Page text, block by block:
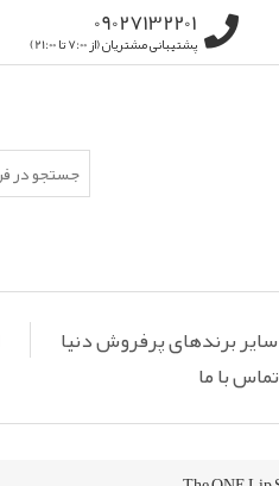
09027132201
پشتیبانی مشتریان (از 7:00 تا 21:00)
سایر برندهای پرفروش دنیا
تماس با ما